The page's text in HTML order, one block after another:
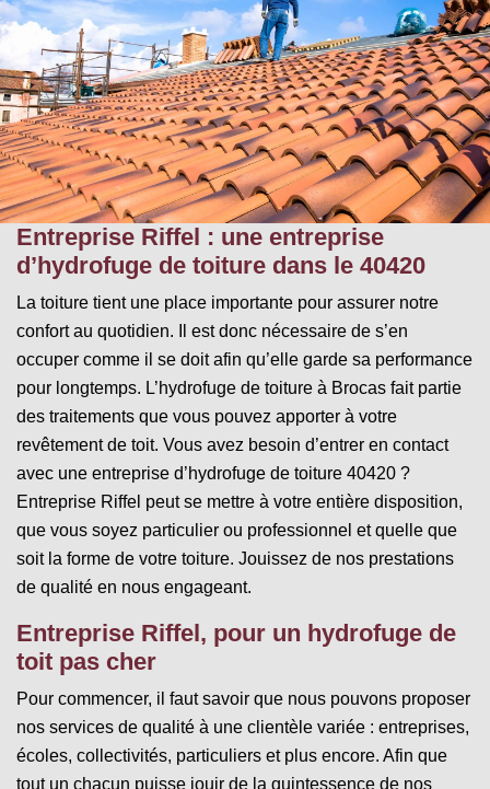
Entreprise Riffel : une entreprise
d’hydrofuge de toiture dans le 40420
La toiture tient une place importante pour assurer notre
confort au quotidien. Il est donc nécessaire de s’en
occuper comme il se doit afin qu’elle garde sa performance
pour longtemps. L’hydrofuge de toiture à Brocas fait partie
des traitements que vous pouvez apporter à votre
revêtement de toit. Vous avez besoin d’entrer en contact
avec une entreprise d’hydrofuge de toiture 40420 ?
Entreprise Riffel peut se mettre à votre entière disposition,
que vous soyez particulier ou professionnel et quelle que
soit la forme de votre toiture. Jouissez de nos prestations
de qualité en nous engageant.
Entreprise Riffel, pour un hydrofuge de
toit pas cher
Pour commencer, il faut savoir que nous pouvons proposer
nos services de qualité à une clientèle variée : entreprises,
écoles, collectivités, particuliers et plus encore. Afin que
tout un chacun puisse jouir de la quintessence de nos